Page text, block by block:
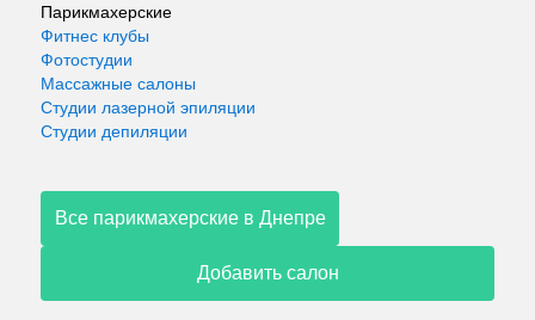
Парикмахерские
Фитнес клубы
Фотостудии
Массажные салоны
Студии лазерной эпиляции
Студии депиляции
Все парикмахерские в Днепре
Добавить салон